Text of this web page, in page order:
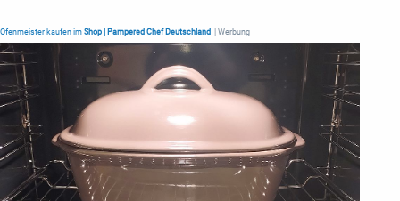
Ofenmeister kaufen im Shop | Pampered Chef Deutschland | Werbung